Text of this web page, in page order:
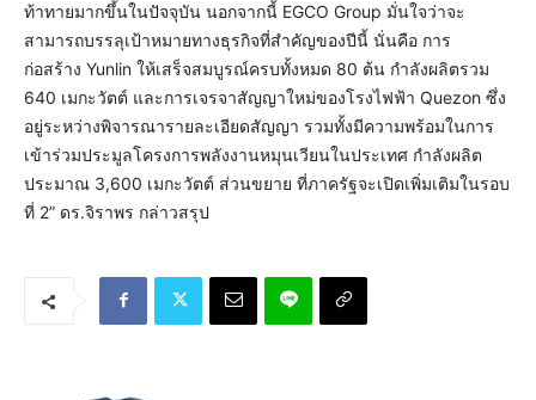
ท้าทายมากขึ้นในปัจจุบัน นอกจากนี้ EGCO Group มั่นใจว่าจะ
สามารถบรรลุเป้าหมายทางธุรกิจที่สำคัญของปีนี้ นั่นคือ การ
ก่อสร้าง Yunlin ให้เสร็จสมบูรณ์ครบทั้งหมด 80 ต้น กำลังผลิตรวม
640 เมกะวัตต์ และการเจรจาสัญญาใหม่ของโรงไฟฟ้า Quezon ซึ่ง
อยู่ระหว่างพิจารณารายละเอียดสัญญา รวมทั้งมีความพร้อมในการ
เข้าร่วมประมูลโครงการพลังงานหมุนเวียนในประเทศ กำลังผลิต
ประมาณ 3,600 เมกะวัตต์ ส่วนขยาย ที่ภาครัฐจะเปิดเพิ่มเติมในรอบ
ที่ 2” ดร.จิราพร กล่าวสรุป